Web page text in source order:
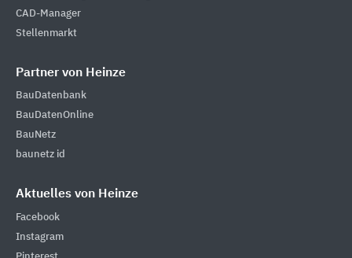
CAD-Manager
Stellenmarkt
Partner von Heinze
BauDatenbank
BauDatenOnline
BauNetz
baunetz id
Aktuelles von Heinze
Facebook
Instagram